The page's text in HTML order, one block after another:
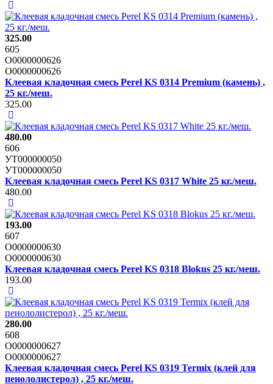
325.00
605
О0000000626
О0000000626
Клеевая кладочная смесь Perel KS 0314 Premium (камень) ,
25 кг./меш.
325.00
480.00
606
УТ000000050
УТ000000050
Клеевая кладочная смесь Perel KS 0317 White 25 кг./меш.
480.00
193.00
607
О0000000630
О0000000630
Клеевая кладочная смесь Perel KS 0318 Blokus 25 кг./меш.
193.00
280.00
608
О0000000627
О0000000627
Клеевая кладочная смесь Perel KS 0319 Termix (клей для
пенололистерол) , 25 кг./меш.